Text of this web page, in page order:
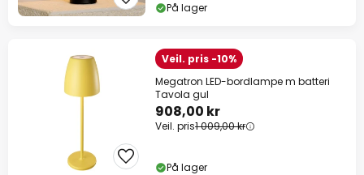
På lager
Veil. pris -10%
Megatron LED-bordlampe m batteri
Tavola gul
908,00 kr
Veil. pris1 009,00 kr
På lager